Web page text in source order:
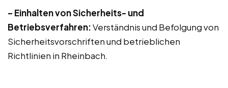
– Einhalten von Sicherheits- und
Betriebsverfahren:Verständnis und Befolgung von
Sicherheitsvorschriften und betrieblichen
Richtlinien in Rheinbach.